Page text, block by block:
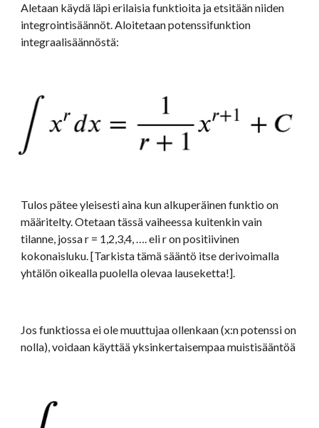
Aletaan käydä läpi erilaisia funktioita ja etsitään niiden
integrointisäännöt. Aloitetaan potenssifunktion
integraalisäännöstä:
Tulos pätee yleisesti aina kun alkuperäinen funktio on
määritelty. Otetaan tässä vaiheessa kuitenkin vain
tilanne, jossa r = 1,2,3,4, …. eli r on positiivinen
kokonaisluku. [Tarkista tämä sääntö itse derivoimalla
yhtälön oikealla puolella olevaa lauseketta!].
Jos funktiossa ei ole muuttujaa ollenkaan (x:n potenssi on
nolla), voidaan käyttää yksinkertaisempaa muistisääntöä